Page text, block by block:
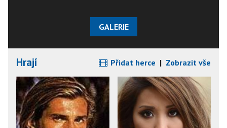
GALERIE
Hrají Přidat herce | Zobrazit vše